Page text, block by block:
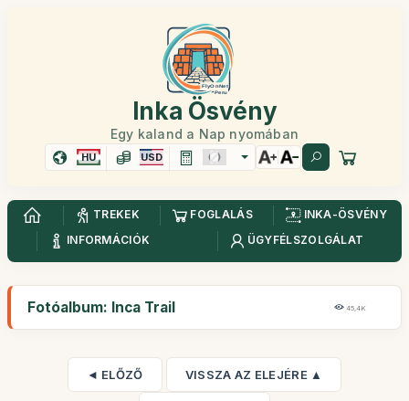
Inka Ösvény
Egy kaland a Nap nyomában
HU USD
TREKEK FOGLALÁS
INKA-ÖSVÉNY
INFORMÁCIÓK
ÜGYFÉLSZOLGÁLAT
Fotóalbum: Inca Trail 45,4K
◄ ELŐZŐ VISSZA AZ ELEJÉRE ▲